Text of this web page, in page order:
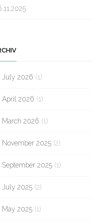
July 2026 (1)
April 2026 (1)
March 2026 (1)
November 2025 (2)
September 2025 (1)
July 2025 (2)
May 2025 (1)